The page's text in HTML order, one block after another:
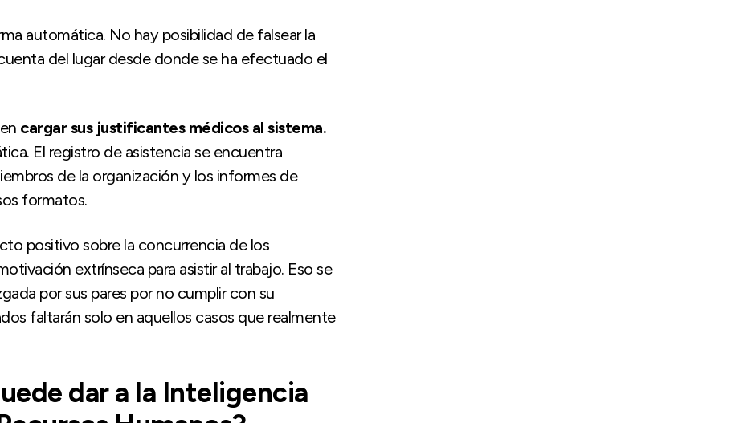
automática. No hay posibilidad de falsear la
del lugar desde donde se ha efectuado el
cargar sus justificantes médicos al sistema.
El registro de asistencia se encuentra
de la organización y los informes de
formatos.
positivo sobre la concurrencia de los
extrínseca para asistir al trabajo. Eso se
por sus pares por no cumplir con su
faltarán solo en aquellos casos que realmente
dar a la Inteligencia